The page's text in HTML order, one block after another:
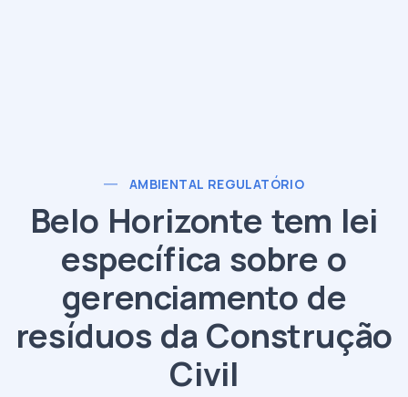
AMBIENTAL REGULATÓRIO
Belo Horizonte tem lei
específica sobre o
gerenciamento de
resíduos da Construção
Civil